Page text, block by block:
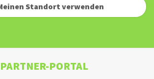
Standort verwenden
PARTNER-PORTAL